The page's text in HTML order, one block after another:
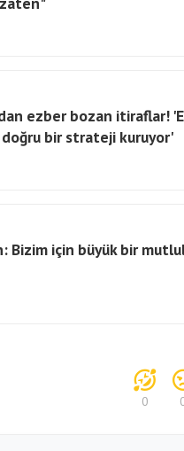
ezber bozan itiraflar!
bir strateji kuruyor'
Bizim için büyük bir
0